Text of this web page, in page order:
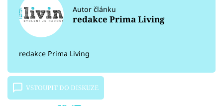
Autor článku
redakce Prima Living
redakce Prima Living
VSTOUPIT DO DISKUZE